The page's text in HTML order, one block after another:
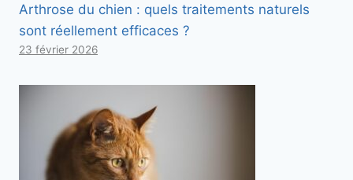
Arthrose du chien : quels traitements naturels
sont réellement efficaces ?
23 février 2026